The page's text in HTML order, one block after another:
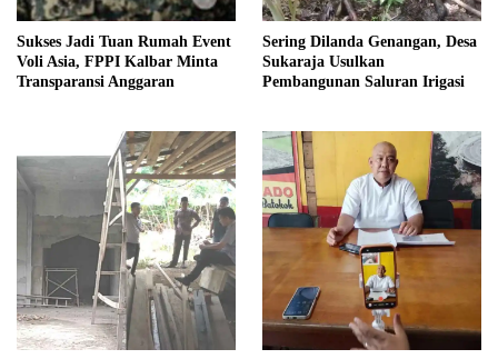
Sukses Jadi Tuan Rumah Event
Voli Asia, FPPI Kalbar Minta
Transparansi Anggaran
Sering Dilanda Genangan, Desa
Sukaraja Usulkan
Pembangunan Saluran Irigasi